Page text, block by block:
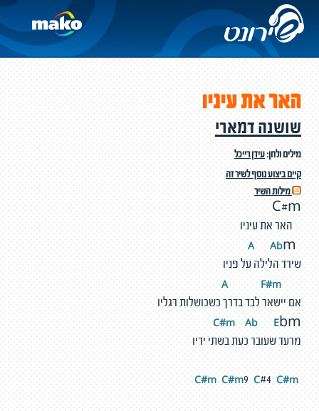
האר את עיניו
שושנה דמארי
מילים ולחן:עידן רייכל
קיים ביצוע נוסף לשיר זה
מילות השיר
C#m
האר את עיניו
Abm
שירד הלילה על פניו
F#m
אם יישאר לבד בדרך כשכושלות רגליו
C#m Ab Ebm
מרעד שעובר כעת בשתי ידיו
#m C#m9 C#4 C#m